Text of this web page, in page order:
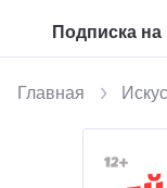
Подписка на
Главная